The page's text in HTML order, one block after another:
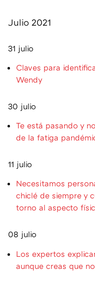
Julio 2021
31 julio
Claves para
Wendy
30 julio
Te está pasando y
de la fatiga
11 julio
Necesitamos
chiclé de siempre y
torno al aspecto
08 julio
Los expertos
aunque creas que